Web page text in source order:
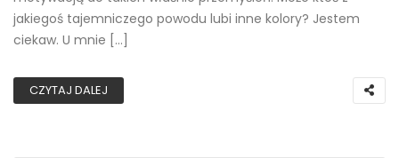
jakiegoś tajemniczego powodu lubi inne kolory? Jestem
ciekaw. U mnie […]
CZYTAJ DALEJ